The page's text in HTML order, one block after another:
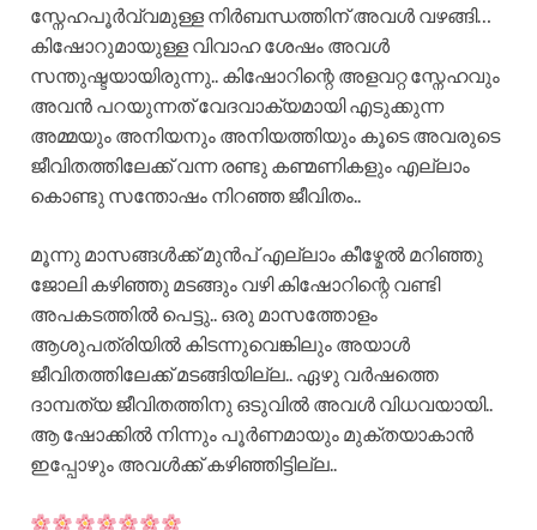
സ്നേഹപൂർവ്വമുള്ള നിർബന്ധത്തിന് അവൾ വഴങ്ങി…
കിഷോറുമായുള്ള വിവാഹ ശേഷം അവൾ
സന്തുഷ്ടയായിരുന്നു.. കിഷോറിന്റെ അളവറ്റ സ്നേഹവും
അവൻ പറയുന്നത് വേദവാക്യമായി എടുക്കുന്ന
അമ്മയും അനിയനും അനിയത്തിയും കൂടെ അവരുടെ
ജീവിതത്തിലേക്ക് വന്ന രണ്ടു കണ്മണികളും എല്ലാം
കൊണ്ടു സന്തോഷം നിറഞ്ഞ ജീവിതം..
മൂന്നു മാസങ്ങൾക്ക് മുൻപ് എല്ലാം കീഴ്മേൽ മറിഞ്ഞു
ജോലി കഴിഞ്ഞു മടങ്ങും വഴി കിഷോറിന്റെ വണ്ടി
അപകടത്തിൽ പെട്ടു.. ഒരു മാസത്തോളം
ആശുപത്രിയിൽ കിടന്നുവെങ്കിലും അയാൾ
ജീവിതത്തിലേക്ക് മടങ്ങിയില്ല.. ഏഴു വർഷത്തെ
ദാമ്പത്യ ജീവിതത്തിനു ഒടുവിൽ അവൾ വിധവയായി..
ആ ഷോക്കിൽ നിന്നും പൂർണമായും മുക്തയാകാൻ
ഇപ്പോഴും അവൾക്ക് കഴിഞ്ഞിട്ടില്ല..